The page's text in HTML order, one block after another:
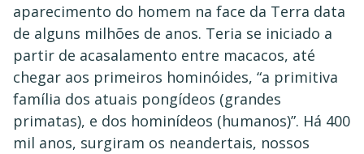
aparecimento do homem na face da Terra data
de alguns milhões de anos. Teria se iniciado a
partir de acasalamento entre macacos, até
chegar aos primeiros hominóides, “a primitiva
família dos atuais pongídeos (grandes
primatas), e dos hominídeos (humanos)”. Há 400
mil anos, surgiram os neandertais, nossos